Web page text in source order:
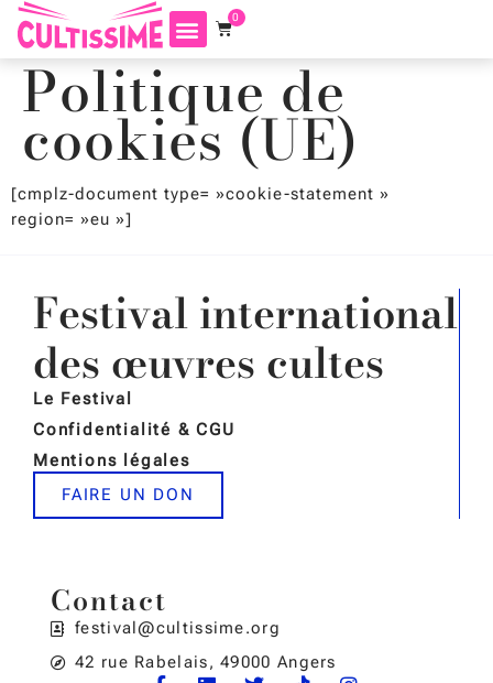
0
Politique de
cookies (UE)
[cmplz-document type= »cookie-statement »
region= »eu »]
Festival international
des œuvres cultes
Le Festival
Confidentialité & CGU
Mentions légales
FAIRE UN DON
Contact
festival@cultissime.org
42 rue Rabelais, 49000 Angers